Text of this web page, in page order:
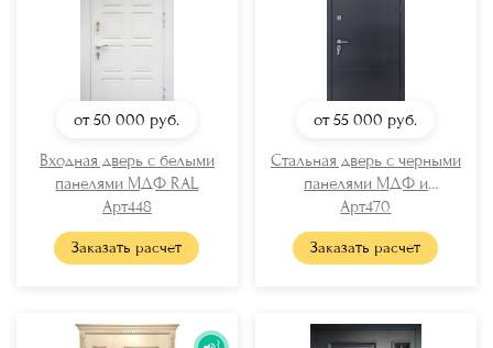
от 50 000 руб.
Входная дверь с белыми
панелями МДФ RAL
Арт448
Заказать расчет
от 55 000 руб.
Стальная дверь с черными
панелями МДФ и
отбойником
Арт470
Заказать расчет